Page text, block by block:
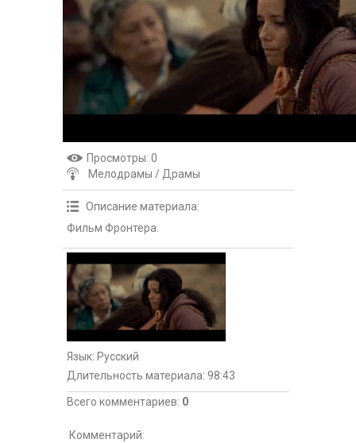
Просмотры: 0
Мелодрамы / Драмы
Описание материала:
Фильм Фронтера.
Язык: Русский
Длительность материала: 98:43
Всего комментариев: 0
Комментарий: